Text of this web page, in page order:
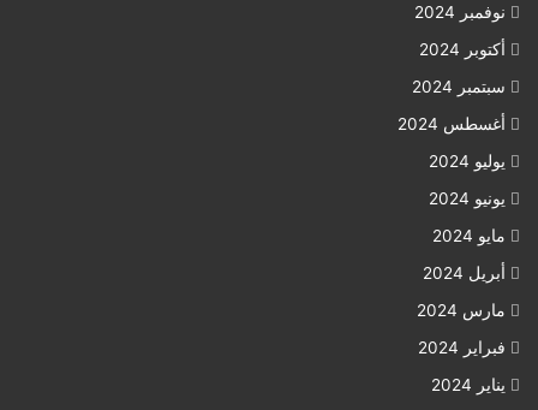
نوفمبر 2024
أكتوبر 2024
سبتمبر 2024
أغسطس 2024
يوليو 2024
يونيو 2024
مايو 2024
أبريل 2024
مارس 2024
فبراير 2024
يناير 2024